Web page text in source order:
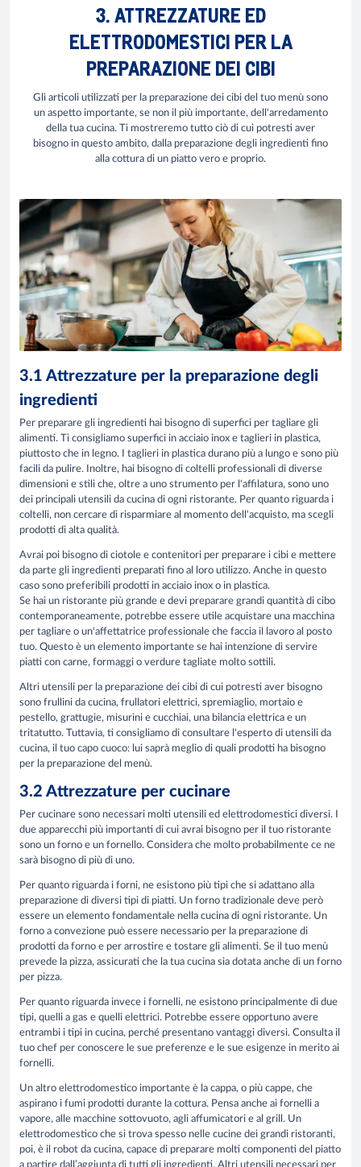
3. ATTREZZATURE ED
ELETTRODOMESTICI PER LA
PREPARAZIONE DEI CIBI
Gli articoli utilizzati per la preparazione dei cibi del tuo menù sono
un aspetto importante, se non il più importante, dell'arredamento
della tua cucina. Ti mostreremo tutto ciò di cui potresti aver
bisogno in questo ambito, dalla preparazione degli ingredienti fino
alla cottura di un piatto vero e proprio.
3.1 Attrezzature per la preparazione degli
ingredienti
Per preparare gli ingredienti hai bisogno di superfici per tagliare gli
alimenti. Ti consigliamo superfici in acciaio inox e taglieri in plastica,
piuttosto che in legno. I taglieri in plastica durano più a lungo e sono più
facili da pulire. Inoltre, hai bisogno di coltelli professionali di diverse
dimensioni e stili che, oltre a uno strumento per l'affilatura, sono uno
dei principali utensili da cucina di ogni ristorante. Per quanto riguarda i
coltelli, non cercare di risparmiare al momento dell'acquisto, ma scegli
prodotti di alta qualità.
Avrai poi bisogno di ciotole e contenitori per preparare i cibi e mettere
da parte gli ingredienti preparati fino al loro utilizzo. Anche in questo
caso sono preferibili prodotti in acciaio inox o in plastica.
Se hai un ristorante più grande e devi preparare grandi quantità di cibo
contemporaneamente, potrebbe essere utile acquistare una macchina
per tagliare o un'affettatrice professionale che faccia il lavoro al posto
tuo. Questo è un elemento importante se hai intenzione di servire
piatti con carne, formaggi o verdure tagliate molto sottili.
Altri utensili per la preparazione dei cibi di cui potresti aver bisogno
sono frullini da cucina, frullatori elettrici, spremiaglio, mortaio e
pestello, grattugie, misurini e cucchiai, una bilancia elettrica e un
tritatutto. Tuttavia, ti consigliamo di consultare l'esperto di utensili da
cucina, il tuo capo cuoco: lui saprà meglio di quali prodotti ha bisogno
per la preparazione del menù.
3.2 Attrezzature per cucinare
Per cucinare sono necessari molti utensili ed elettrodomestici diversi. I
due apparecchi più importanti di cui avrai bisogno per il tuo ristorante
sono un forno e un fornello. Considera che molto probabilmente ce ne
sarà bisogno di più di uno.
Per quanto riguarda i forni, ne esistono più tipi che si adattano alla
preparazione di diversi tipi di piatti. Un forno tradizionale deve però
essere un elemento fondamentale nella cucina di ogni ristorante. Un
forno a convezione può essere necessario per la preparazione di
prodotti da forno e per arrostire e tostare gli alimenti. Se il tuo menù
prevede la pizza, assicurati che la tua cucina sia dotata anche di un forno
per pizza.
Per quanto riguarda invece i fornelli, ne esistono principalmente di due
tipi, quelli a gas e quelli elettrici. Potrebbe essere opportuno avere
entrambi i tipi in cucina, perché presentano vantaggi diversi. Consulta il
tuo chef per conoscere le sue preferenze e le sue esigenze in merito ai
fornelli.
Un altro elettrodomestico importante è la cappa, o più cappe, che
aspirano i fumi prodotti durante la cottura. Pensa anche ai fornelli a
vapore, alle macchine sottovuoto, agli affumicatori e al grill. Un
elettrodomestico che si trova spesso nelle cucine dei grandi ristoranti,
poi, è il robot da cucina, capace di preparare molti componenti del piatto